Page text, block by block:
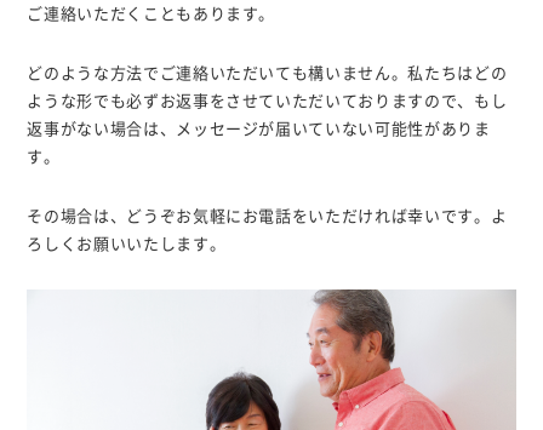
ご連絡いただくこともあります。
どのような方法でご連絡いただいても構いません。私たちはどの
ような形でも必ずお返事をさせていただいておりますので、もし
返事がない場合は、メッセージが届いていない可能性がありま
す。
その場合は、どうぞお気軽にお電話をいただければ幸いです。よ
ろしくお願いいたします。